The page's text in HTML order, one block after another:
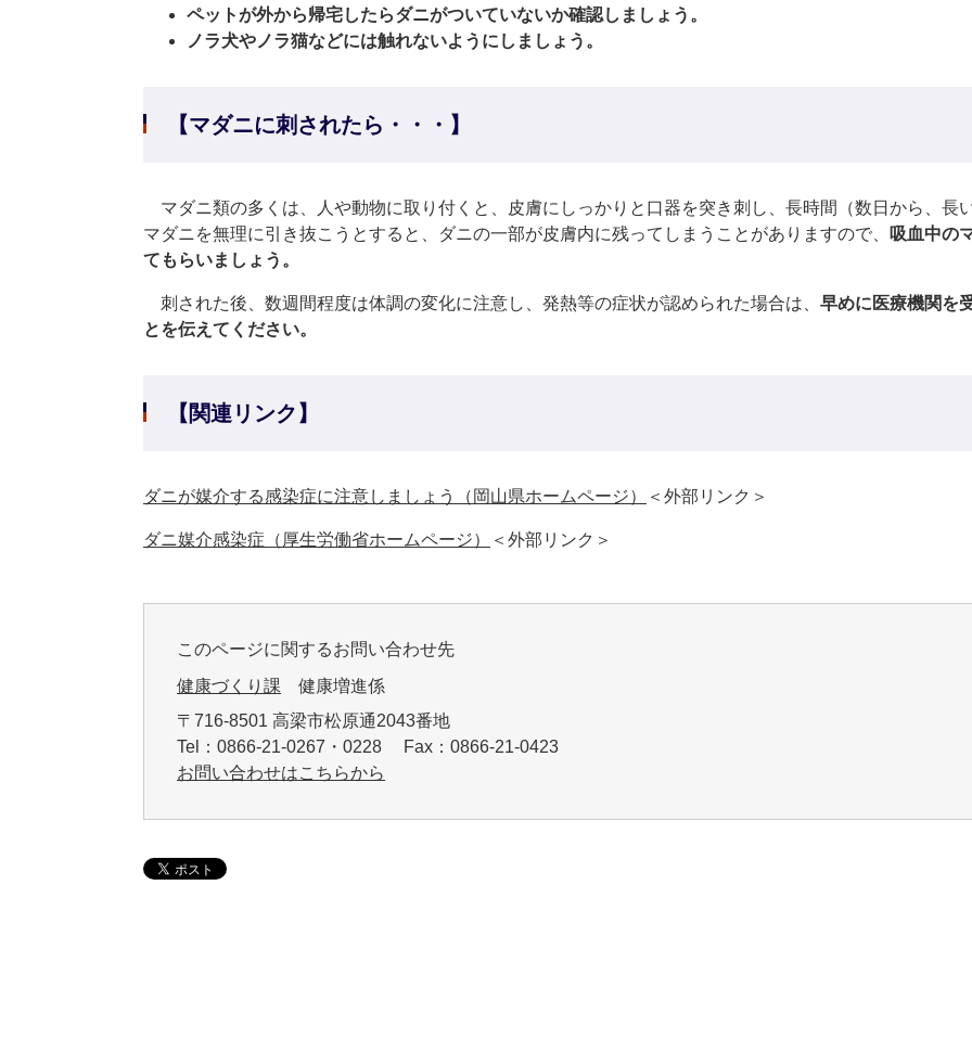
ペットが外から帰宅したらダニがついていないか確認しましょう。
ノラ犬やノラ猫などには触れないようにしましょう。
【マダニに刺されたら・・・】
マダニ類の多くは、人や動物に取り付くと、皮膚にしっかりと口器を突き刺し、長時間（数日から、長
マダニを無理に引き抜こうとすると、ダニの一部が皮膚内に残ってしまうことがありますので、
吸血中の
てもらいましょう。
刺された後、数週間程度は体調の変化に注意し、発熱等の症状が認められた場合は、 早めに医療機関を
とを伝えてください。
【関連リンク】
ダニが媒介する感染症に注意しましょう（岡山県ホームページ） ＜外部リンク＞
ダニ媒介感染症（厚生労働省ホームページ） ＜外部リンク＞
このページに関するお問い合わせ先
健康づくり課 健康増進係
〒716-8501 高梁市松原通2043番地
Tel：0866-21-0267・0228 Fax：0866-21-0423
お問い合わせはこちらから